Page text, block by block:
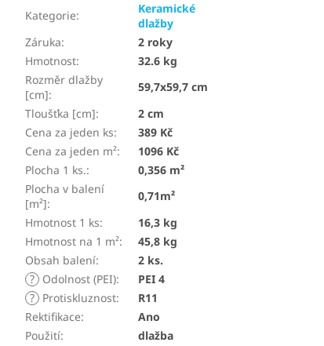
Kategorie:
Keramické
dlažby
Záruka:
2 roky
Hmotnost:
32.6 kg
Rozměr dlažby
[cm]:
59,7x59,7 cm
Tloušťka [cm]:
2 cm
Cena za jeden ks:
389 Kč
Cena za jeden m²:
1096 Kč
Plocha 1 ks.:
0,356 m²
Plocha v balení
[m²]:
0,71m²
Hmotnost 1 ks:
16,3 kg
Hmotnost na 1 m²:
45,8 kg
Obsah balení:
2 ks.
? Odolnost (PEI):
PEI 4
? Protiskluznost:
R11
Rektifikace:
Ano
Použití:
dlažba